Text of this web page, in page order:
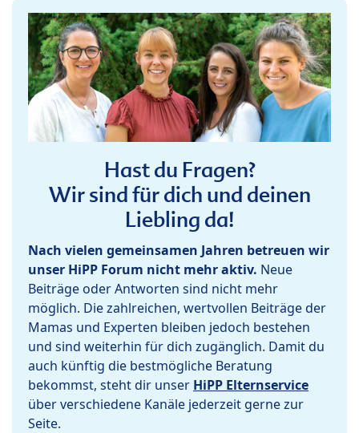
Hast du Fragen?
Wir sind für dich und deinen
Liebling da!
Nach vielen gemeinsamen Jahren betreuen wir
unser HiPP Forum nicht mehr aktiv. Neue
Beiträge oder Antworten sind nicht mehr
möglich. Die zahlreichen, wertvollen Beiträge der
Mamas und Experten bleiben jedoch bestehen
und sind weiterhin für dich zugänglich. Damit du
auch künftig die bestmögliche Beratung
bekommst, steht dir unser HiPP Elternservice
über verschiedene Kanäle jederzeit gerne zur
Seite.